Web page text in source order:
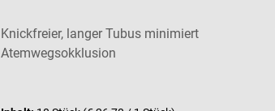
Knickfreier, langer Tubus minimiert
Atemwegsokklusion